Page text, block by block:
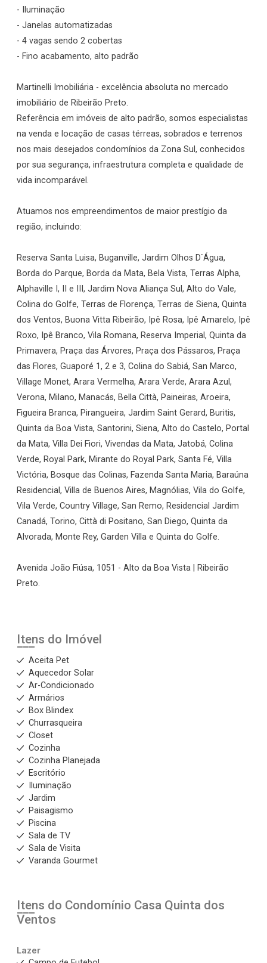
- Iluminação
- Janelas automatizadas
- 4 vagas sendo 2 cobertas
- Fino acabamento, alto padrão
Martinelli Imobiliária - excelência absoluta no mercado
imobiliário de Ribeirão Preto.
Referência em imóveis de alto padrão, somos especialistas
na venda e locação de casas térreas, sobrados e terrenos
nos mais desejados condomínios da Zona Sul, conhecidos
por sua segurança, infraestrutura completa e qualidade de
vida incomparável.
Atuamos nos empreendimentos de maior prestígio da
região, incluindo:
Reserva Santa Luisa, Buganville, Jardim Olhos D`Água,
Borda do Parque, Borda da Mata, Bela Vista, Terras Alpha,
Alphaville I, II e III, Jardim Nova Aliança Sul, Alto do Vale,
Colina do Golfe, Terras de Florença, Terras de Siena, Quinta
dos Ventos, Buona Vitta Ribeirão, Ipê Rosa, Ipê Amarelo, Ipê
Roxo, Ipê Branco, Vila Romana, Reserva Imperial, Quinta da
Primavera, Praça das Árvores, Praça dos Pássaros, Praça
das Flores, Guaporé 1, 2 e 3, Colina do Sabiá, San Marco,
Village Monet, Arara Vermelha, Arara Verde, Arara Azul,
Verona, Milano, Manacás, Bella Città, Paineiras, Aroeira,
Figueira Branca, Pirangueira, Jardim Saint Gerard, Buritis,
Quinta da Boa Vista, Santorini, Siena, Alto do Castelo, Portal
da Mata, Villa Dei Fiori, Vivendas da Mata, Jatobá, Colina
Verde, Royal Park, Mirante do Royal Park, Santa Fé, Villa
Victória, Bosque das Colinas, Fazenda Santa Maria, Baraúna
Residencial, Villa de Buenos Aires, Magnólias, Vila do Golfe,
Vila Verde, Country Village, San Remo, Residencial Jardim
Canadá, Torino, Città di Positano, San Diego, Quinta da
Alvorada, Monte Rey, Garden Villa e Quinta do Golfe.
Avenida João Fiúsa, 1051 - Alto da Boa Vista | Ribeirão
Preto.
Itens do Imóvel
Aceita Pet
Aquecedor Solar
Ar-Condicionado
Armários
Box Blindex
Churrasqueira
Closet
Cozinha
Cozinha Planejada
Escritório
Iluminação
Jardim
Paisagismo
Piscina
Sala de TV
Sala de Visita
Varanda Gourmet
Itens do Condomínio Casa Quinta dos
Ventos
Lazer